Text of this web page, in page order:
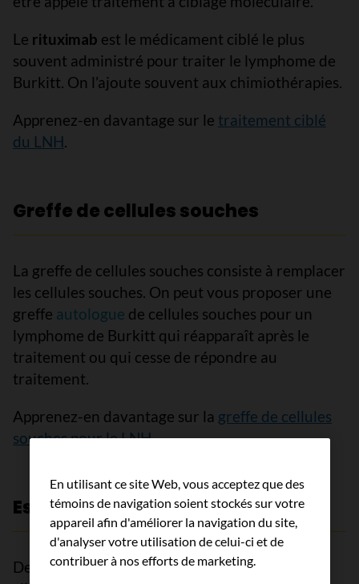
Le rituximab est le médicament ciblé le plus
souvent administré pour traiter le lymphome de
Burkitt. On l’ajoute souvent aux chimiothérapies.
Apprenez-en davantage sur le traitement ciblé
du LNH.
Greffe de cellules souches
La greffe de cellules souches consiste à remplacer
les cellules souches. On peut vous proposer une
greffe autologue de cellules souches pour un
lymphome de Burkitt qui réapparaît après le
traitement ou qui cesse de répondre au
traitement.
Apprenez-en davantage sur la greffe de cellules
souches pour le LNH.
Essais cliniques
Demandez à votre médecin s’il y a des essais
En utilisant ce site Web, vous acceptez que des
témoins de navigation soient stockés sur votre
appareil afin d'améliorer la navigation du site,
d'analyser votre utilisation de celui-ci et de
contribuer à nos efforts de marketing.